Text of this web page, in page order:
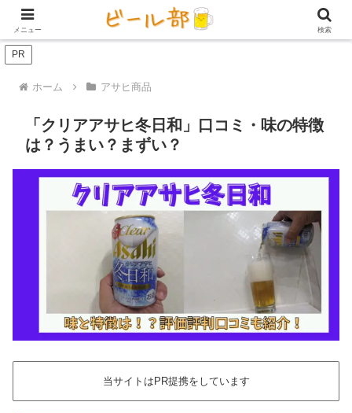
アイテム【ビール好き用】 家庭用ビー
PR
ホーム アサヒ商品
「クリアアサヒ冬日和」口コミ・味の特徴
は？うまい？まずい？
当サイトはPR提携をしています
メニュー 検索